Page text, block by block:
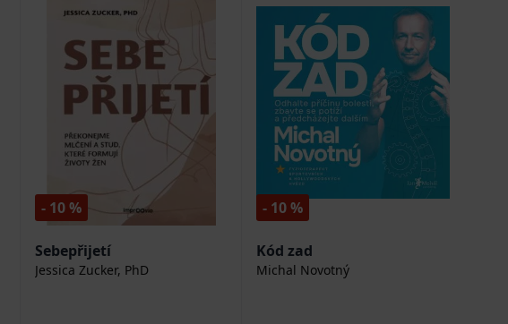
- 10 %
Sebepřijetí
Jessica Zucker, PhD
- 10 %
Kód zad
Michal Novotný